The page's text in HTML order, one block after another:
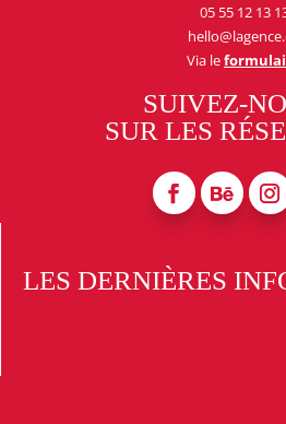
05 55 12 13
Via le
SUIVEZ-
SUR LES
LES DERNIÈRES